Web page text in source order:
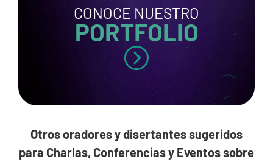
CONOCE NUESTRO
PORTFOLIO
Otros oradores y disertantes sugeridos
para Charlas, Conferencias y Eventos sobre